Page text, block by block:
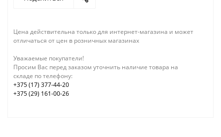
Цена действительна только для интернет-магазина и может
отличаться от цен в розничных магазинах
Уважаемые покупатели!
Просим Вас перед заказом уточнить наличие товара на
складе по телефону:
+375 (17) 377-44-20
+375 (29) 161-00-26